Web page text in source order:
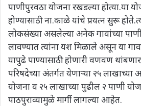
पाणीपुरवठा योजना रखडल्या होत्या.या
होण्यासाठी ना.काळे यांचे प्रयत्न सुरू
लोकसंख्या असलेल्या अनेक गावांच्या
लावण्यात त्यांना यश मिळाले असून या
यापुढे पाण्यासाठी होणारी वणवण
परिषदेच्या अंतर्गत येणाऱ्या २५
योजना व २५ लाखाच्या पुढील २ पाणी
पाठपुराव्यामुळे मार्गी लागल्या आहेत.